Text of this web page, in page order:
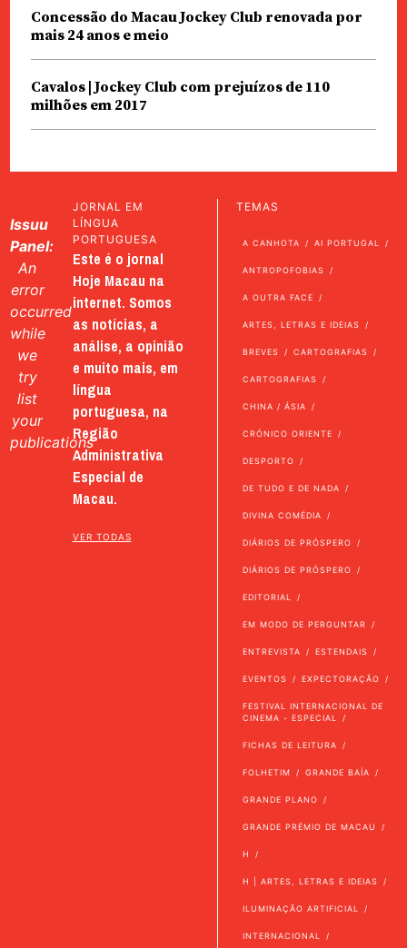
Concessão do Macau Jockey Club renovada por
mais 24 anos e meio
Cavalos | Jockey Club com prejuízos de 110
milhões em 2017
Issuu
Panel:
An
error
occurred
while
we
try
list
your
publications
JORNAL EM
LÍNGUA
PORTUGUESA
Este é o jornal
Hoje Macau na
internet. Somos
as notícias, a
análise, a opinião
e muito mais, em
língua
portuguesa, na
Região
Administrativa
Especial de
Macau.
VER TODAS
TEMAS
A CANHOTA AI PORTUGAL
ANTROPOFOBIAS
A OUTRA FACE
ARTES, LETRAS E IDEIAS
BREVES CARTOGRAFIAS
CARTOGRAFIAS
CHINA / ÁSIA
CRÓNICO ORIENTE
DESPORTO
DE TUDO E DE NADA
DIVINA COMÉDIA
DIÁRIOS DE PRÓSPERO
DIÁRIOS DE PRÓSPERO
EDITORIAL
EM MODO DE PERGUNTAR
ENTREVISTA ESTENDAIS
EVENTOS EXPECTORAÇÃO
FESTIVAL INTERNACIONAL DE
CINEMA - ESPECIAL
FICHAS DE LEITURA
FOLHETIM GRANDE BAÍA
GRANDE PLANO
GRANDE PRÉMIO DE MACAU
H
H | ARTES, LETRAS E IDEIAS
ILUMINAÇÃO ARTIFICIAL
INTERNACIONAL